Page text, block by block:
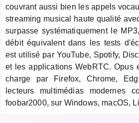
couvrant aussi bien les appels
streaming musical haute qualité
surpasse systématiquement le
débit équivalent dans les tests
est utilisé par YouTube, Spotify,
et les applications WebRTC. Opus
charge par Firefox, Chrome,
lecteurs multimédias modernes
foobar2000, sur Windows, macOS,